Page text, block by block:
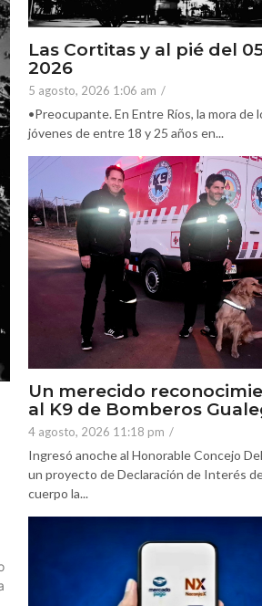
Las Cortitas y al pié del
2026
5 agosto, 2026 1:06 am /
•Preocupante. En Entre Ríos, la mora de
jóvenes de entre 18 y 25 años en...
Un merecido
al K9 de Bomberos
4 agosto, 2026 11:18 pm /
Ingresó anoche al Honorable Concejo
un proyecto de Declaración de Interés
cuerpo la...